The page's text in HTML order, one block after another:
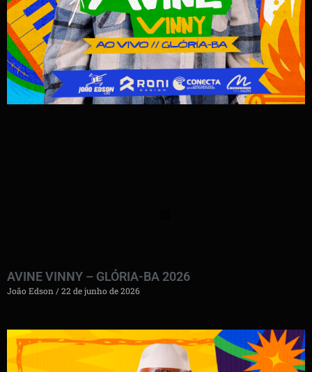
AVINE VINNY – GLÓRIA-BA 2026
João Edson 22 de junho de 2026